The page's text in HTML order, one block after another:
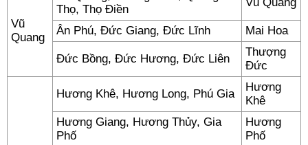
Vũ
Quang
Thọ, Thọ Điền
Ân Phú, Đức Giang, Đức Lĩnh Mai Hoa
Đức Bồng, Đức Hương, Đức Liên
Thượng
Đức
Hương Khê, Hương Long, Phú Gia
Hương
Khê
Hương Giang, Hương Thủy, Gia
Phố
Hương
Phố